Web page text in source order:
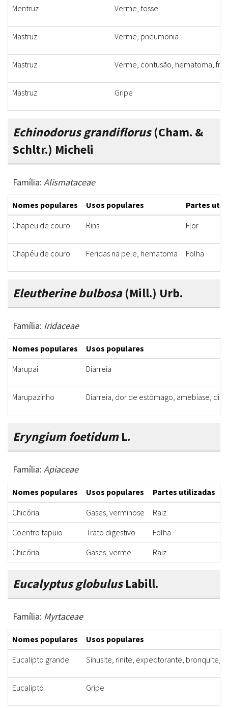
Mentruz Verme, tosse
Mastruz Verme, pneumonia
Mastruz Verme, contusão, hematoma,
Mastruz Gripe
Echinodorus grandiflorus(Cham. &
Schltr.) Micheli
Família: Alismataceae
Nomes populares Usos populares
Partes
Chapeu de couro
Rins Flor
Chapéu de couro Feridas na pele, hematoma Folha
Eleutherine bulbosa(Mill.) Urb.
Família: Iridaceae
Nomes populares
Usos populares
Marupaí
Diarreia
Marupazinho Diarreia, dor de estômago, amebíase,
Eryngium foetidumL.
Família: Apiaceae
Nomes populares Usos populares Partes utilizadas
Chicória
Gases, verminose Raiz
Coentro tapuio
Trato digestivo Folha
Chicória
Gases, verme Raiz
Eucalyptus globulusLabill.
Família: Myrtaceae
Nomes populares
Usos populares
Eucalipto grande
Sinusite, rinite, expectorante, bronquite,
Eucalipto Gripe